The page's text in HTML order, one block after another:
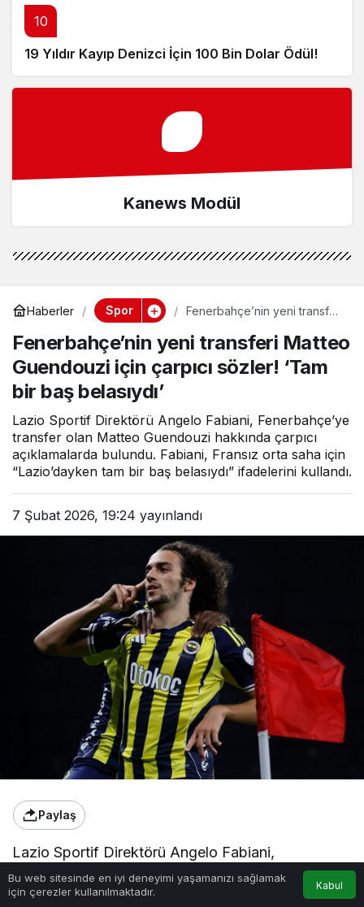
10
19 Yıldır Kayıp Denizci İçin 100 Bin Dolar Ödül!
Kanews Modül
Haberler Spor
Fenerbahçe’nin yeni transferi
çarpıcı sözler! ‘Tam bir baş
belasıydı’
Fenerbahçe’nin yeni transferi Matteo
Guendouzi için çarpıcı sözler! ‘Tam
bir baş belasıydı’
Lazio Sportif Direktörü Angelo Fabiani, Fenerbahçe’ye
transfer olan Matteo Guendouzi hakkında çarpıcı
açıklamalarda bulundu. Fabiani, Fransız orta saha için
“Lazio’dayken tam bir baş belasıydı” ifadelerini kullandı.
7 Şubat 2026, 19:24 yayınlandı
Paylaş
Lazio Sportif Direktörü Angelo Fabiani,
Fenerbahçe’ye transfer olan Matteo Guendouzi
hakkında konuştu. Fabiani, yaptığı açıklamada
Bu web sitesinde en iyi deneyimi yaşamanızı sağlamak
için çerezler kullanılmaktadır.
Kabul